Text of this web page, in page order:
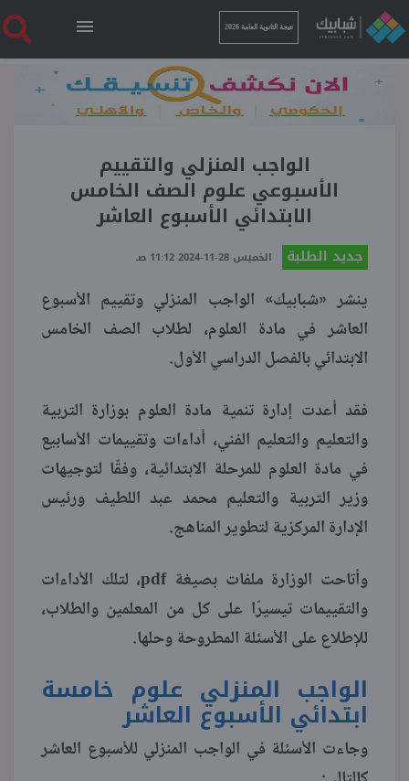
نتيجة الثانوية العامة 2026
الرئيسية
نتيجة الثانوية العامة 2026
أخبار ساخنة
بوابة الطلبة
منوعات
الواجب المنزلي والتقييم
الأسبوعي علوم الصف الخامس
الابتدائي الأسبوع العاشر
جديد الطلبة الخميس 28-11-2024 11:12 صـ
ينشر «شبابيك» الواجب المنزلي وتقييم الأسبوع
العاشر في مادة العلوم، لطلاب الصف الخامس
الابتدائي بالفصل الدراسي الأول.
فقد أعدت إدارة تنمية مادة العلوم بوزارة التربية
والتعليم والتعليم الفني، أداءات وتقييمات الأسابيع
في مادة العلوم للمرحلة الابتدائية، وفقًا لتوجيهات
وزير التربية والتعليم محمد عبد اللطيف ورئيس
الإدارة المركزية لتطوير المناهج.
وأتاحت الوزارة ملفات بصيغة pdf، لتلك الأداءات
والتقييمات تيسيرًا على كل من المعلمين والطلاب،
للإطلاع على الأسئلة المطروحة وحلها.
الواجب المنزلي علوم خامسة
ابتدائي الأسبوع العاشر
وجاءت الأسئلة في الواجب المنزلي للأسبوع العاشر